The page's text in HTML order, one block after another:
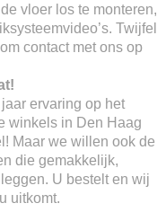
vloer los te monteren,
Twijfel
contact met ons op
ervaring op het
winkels in Den Haag
Maar we willen ook de
die gemakkelijk,
U bestelt en wij
uitkomt.